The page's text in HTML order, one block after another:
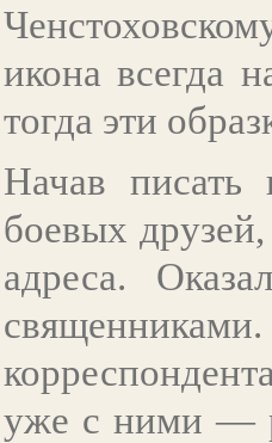
икона всегда
тогда эти
Начав писать
боевых
адреса.
уже с ними —